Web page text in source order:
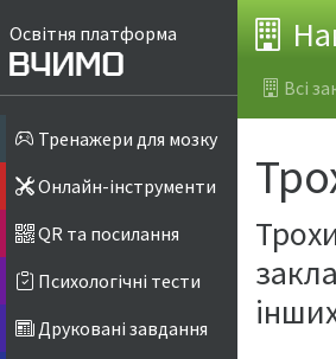
Освітня платформа
Тренажери для мозку
Онлайн-інструменти
QR та посилання
Психологічні тести
Друковані завдання
Всі